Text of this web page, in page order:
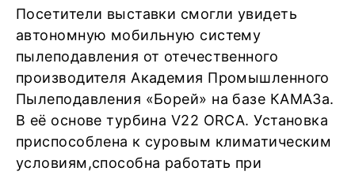
Посетители выставки смогли увидеть
автономную мобильную систему
пылеподавления от отечественного
производителя Академия Промышленного
Пылеподавления «Борей» на базе КАМАЗа.
В её основе турбина V22 ORCA. Установка
приспособлена к суровым климатическим
условиям,способна работать при